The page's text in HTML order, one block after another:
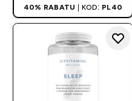
40% RABATU | KOD: PL40